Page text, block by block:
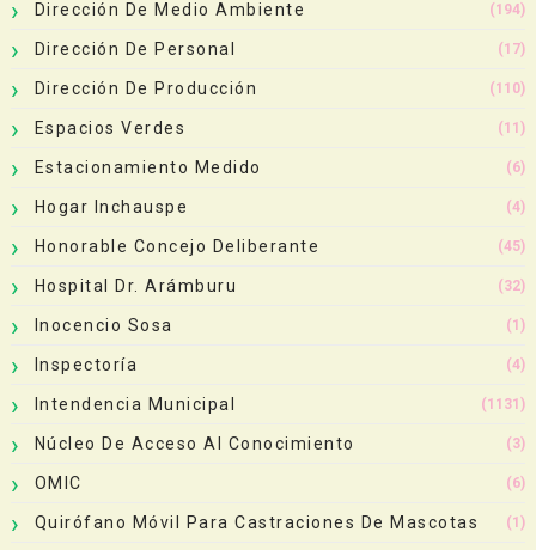
Dirección De Medio Ambiente (194)
Dirección De Personal (17)
Dirección De Producción (110)
Espacios Verdes (11)
Estacionamiento Medido (6)
Hogar Inchauspe (4)
Honorable Concejo Deliberante (45)
Hospital Dr. Arámburu (32)
Inocencio Sosa (1)
Inspectoría (4)
Intendencia Municipal (1131)
Núcleo De Acceso Al Conocimiento (3)
OMIC (6)
Quirófano Móvil Para Castraciones De Mascotas (1)